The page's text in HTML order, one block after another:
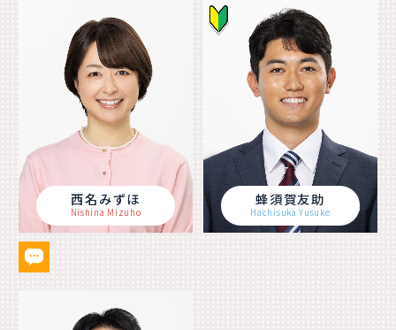
西名みずほ
Nishina Mizuho
蜂須賀友助
Hachisuka Yusuke